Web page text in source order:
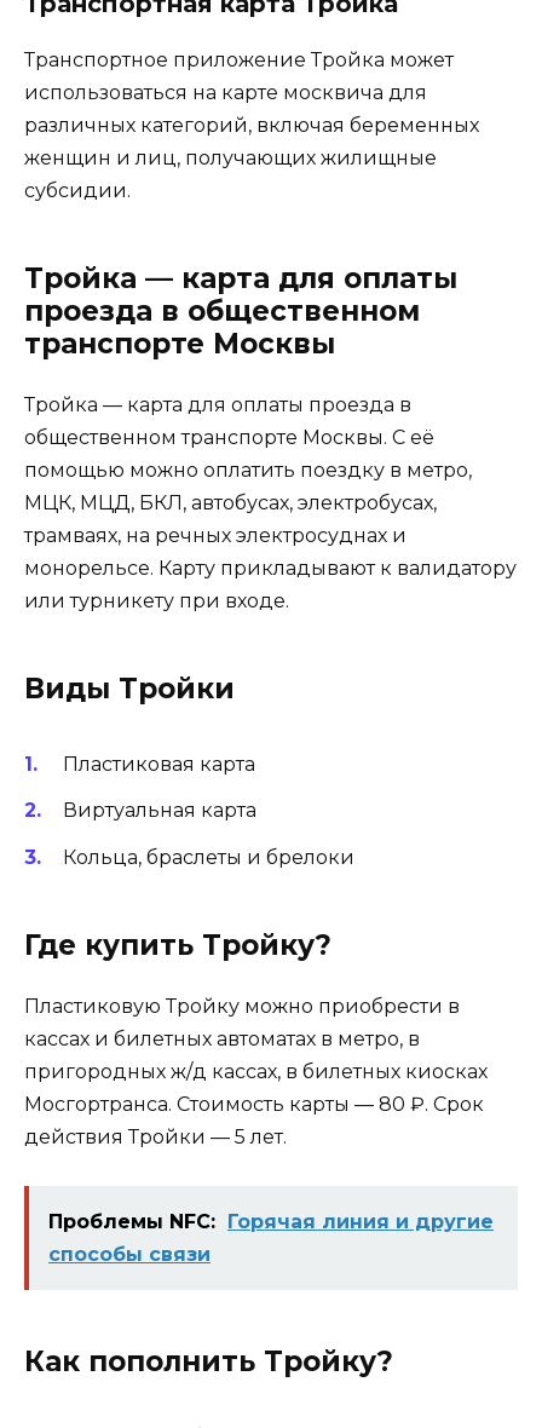
Транспортное приложение Тройка может
использоваться на карте москвича для
различных категорий, включая беременных
женщин и лиц, получающих жилищные
субсидии.
Тройка — карта для оплаты
проезда в общественном
транспорте Москвы
Тройка — карта для оплаты проезда в
общественном транспорте Москвы. С её
помощью можно оплатить поездку в метро,
МЦК, МЦД, БКЛ, автобусах, электробусах,
трамваях, на речных электросуднах и
монорельсе. Карту прикладывают к валидатору
или турникету при входе.
Виды Тройки
Пластиковая карта
Виртуальная карта
Кольца, браслеты и брелоки
Где купить Тройку?
Пластиковую Тройку можно приобрести в
кассах и билетных автоматах в метро, в
пригородных ж/д кассах, в билетных киосках
Мосгортранса. Стоимость карты — 80 ₽. Срок
действия Тройки — 5 лет.
Проблемы NFC: Горячая линия и другие
способы связи
Как пополнить Тройку?